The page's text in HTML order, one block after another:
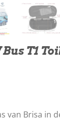
T1
van Brisa in